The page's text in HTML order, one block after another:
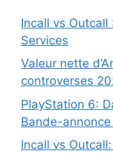
Incall vs
Services
Valeur nette
controverses
PlayStation 6:
Bande-annonce
Incall vs